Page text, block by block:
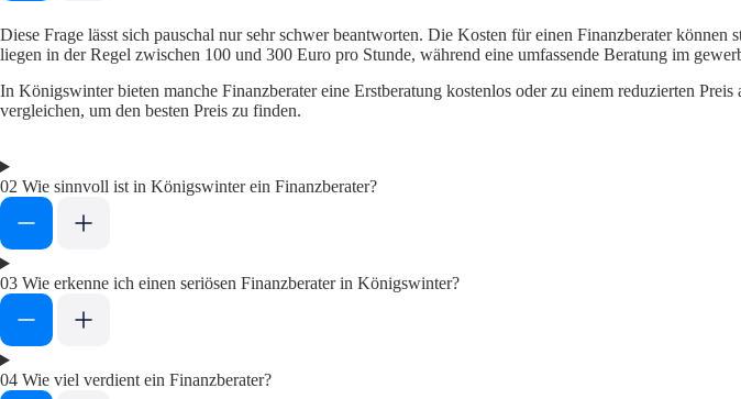
Diese Frage lässt sich pauschal nur sehr schwer beantworten. Die Kosten für einen Finanzberater
liegen in der Regel zwischen 100 und 300 Euro pro Stunde, während eine umfassende Beratung im
In Königswinter bieten manche Finanzberater eine Erstberatung kostenlos oder zu einem reduzierten
vergleichen, um den besten Preis zu finden.
02 Wie sinnvoll ist in Königswinter ein Finanzberater?
03 Wie erkenne ich einen seriösen Finanzberater in Königswinter?
04 Wie viel verdient ein Finanzberater?